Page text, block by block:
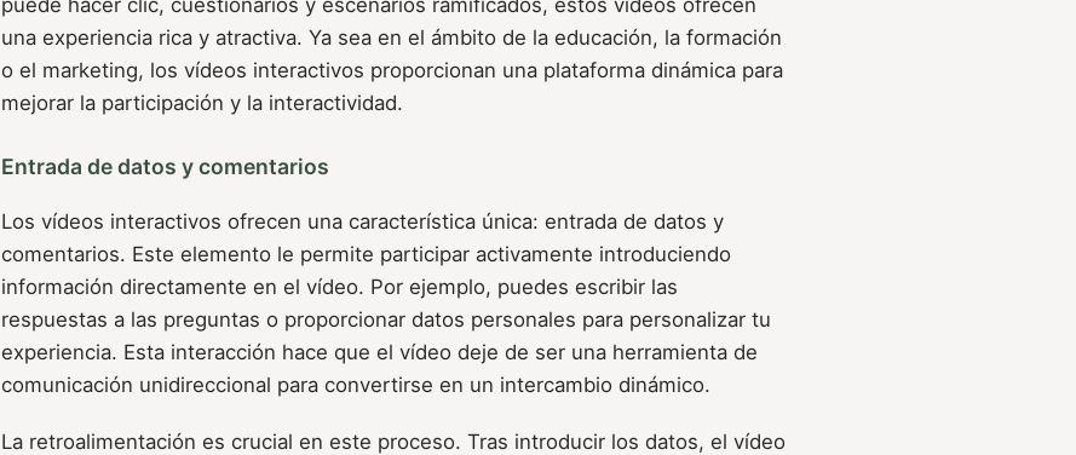
puede hacer clic, cuestionarios y escenarios ramificados, estos vídeos ofrecen
una experiencia rica y atractiva. Ya sea en el ámbito de la educación, la formación
o el marketing, los vídeos interactivos proporcionan una plataforma dinámica para
mejorar la participación y la interactividad.
Entrada de datos y comentarios
Los vídeos interactivos ofrecen una característica única: entrada de datos y
comentarios. Este elemento le permite participar activamente introduciendo
información directamente en el vídeo. Por ejemplo, puedes escribir las
respuestas a las preguntas o proporcionar datos personales para personalizar tu
experiencia. Esta interacción hace que el vídeo deje de ser una herramienta de
comunicación unidireccional para convertirse en un intercambio dinámico.
La retroalimentación es crucial en este proceso. Tras introducir los datos, el vídeo